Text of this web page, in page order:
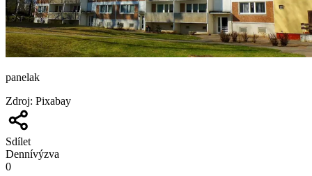
panelak
Zdroj: Pixabay
Sdílet
Dennívýzva
0